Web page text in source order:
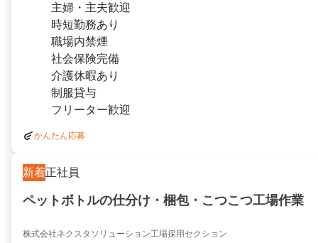
主婦・主夫歓迎
時短勤務あり
職場内禁煙
社会保険完備
介護休暇あり
制服貸与
フリーター歓迎
かんたん応募
新着正社員
ペットボトルの仕分け・梱包・こつこつ工場作業
株式会社ネクスタソリューション工場採用セクション